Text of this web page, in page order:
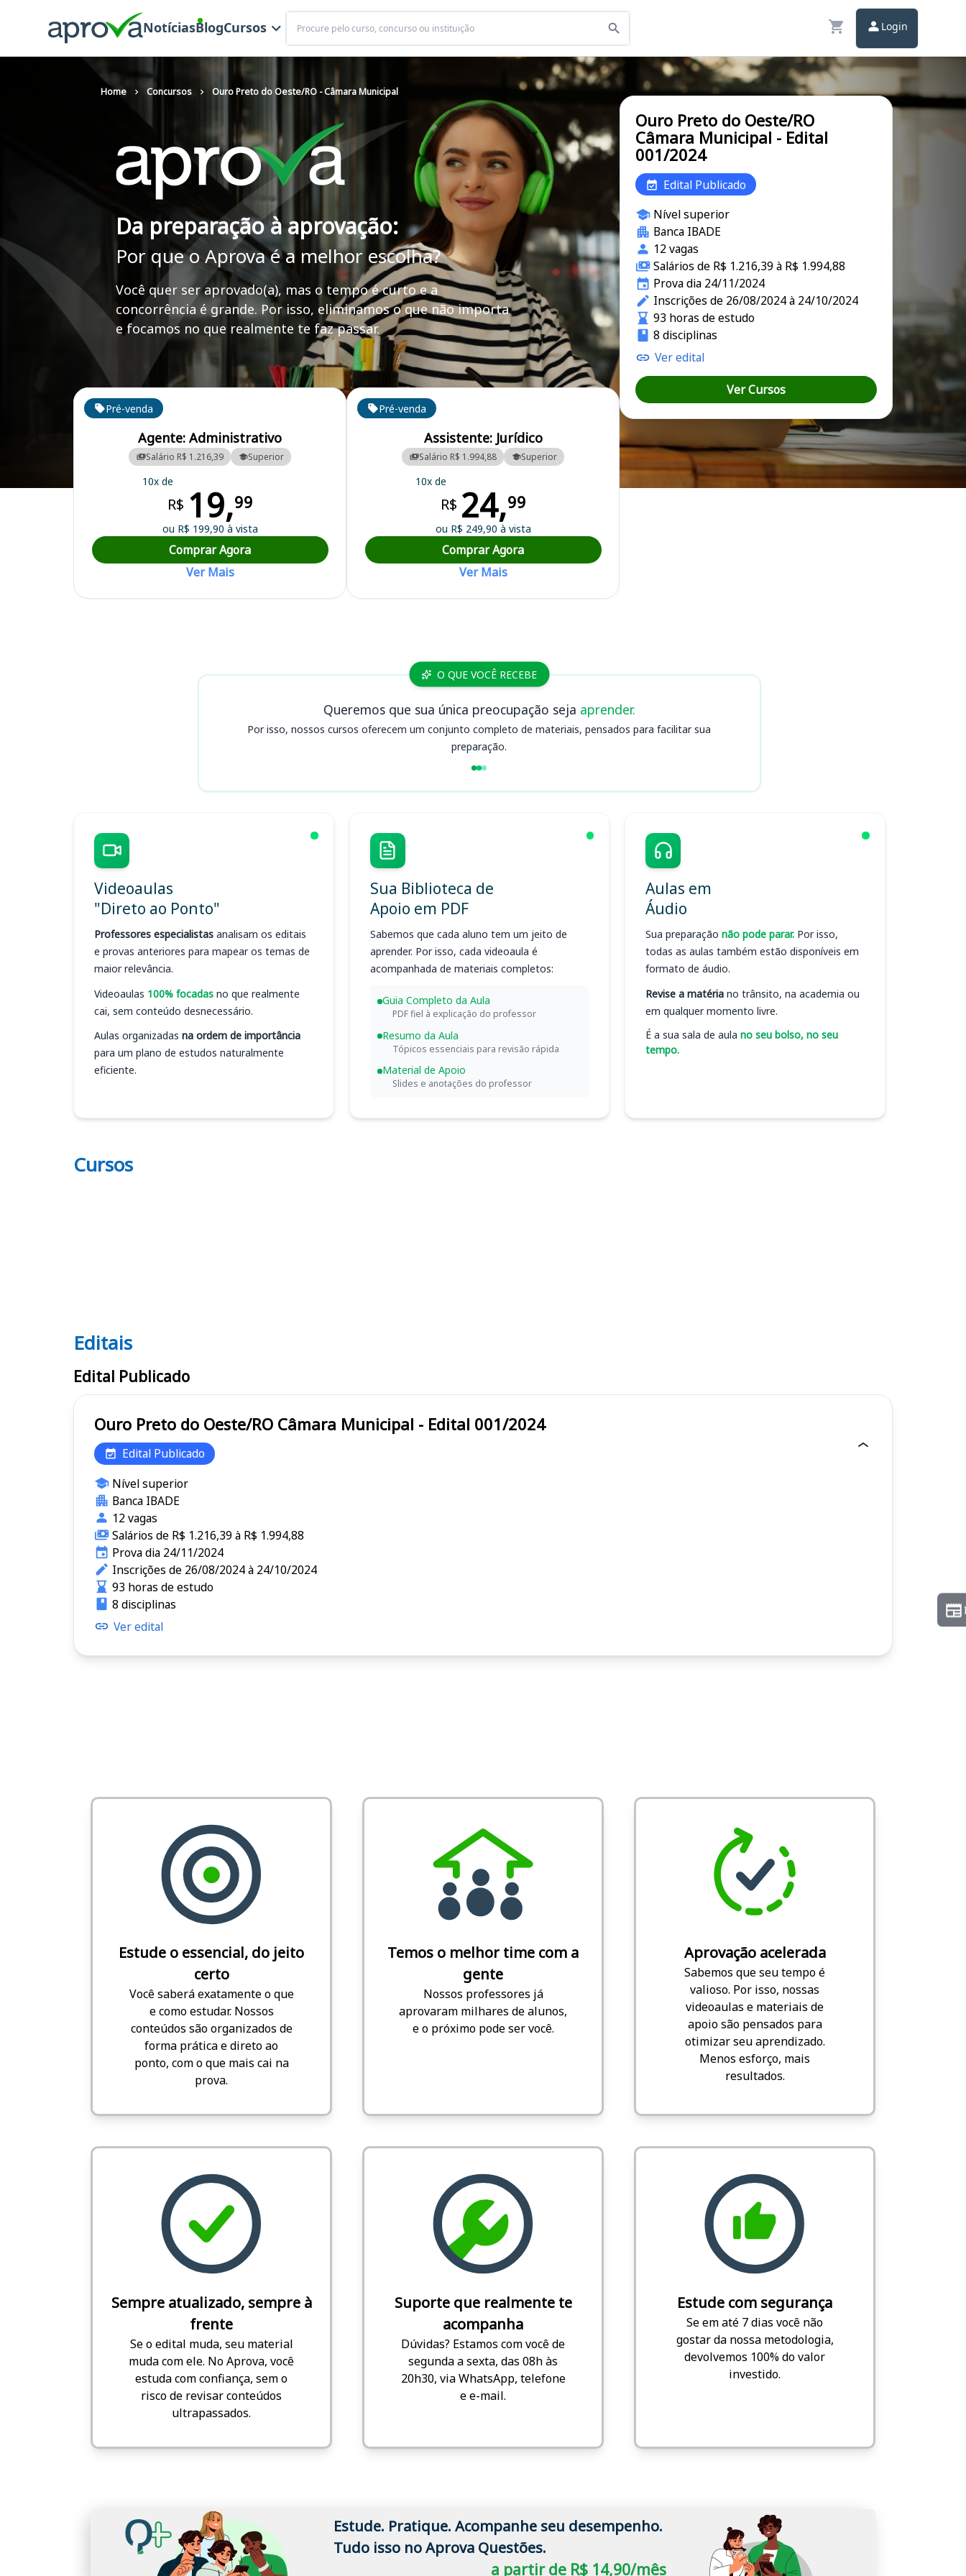
NotíciasBlogCursos
Buscar
Login
Home Concursos Ouro Preto do Oeste/RO - Câmara Municipal
Da preparação à aprovação:
Por que o Aprova é a melhor escolha?
Você quer ser aprovado(a), mas o tempo é curto e a
concorrência é grande. Por isso, eliminamos o que não importa
e focamos no que realmente te faz passar.
Curso Preparatório para o Concurso Ouro Preto do Oeste/RO - Câmara Municipal
Cursos em destaque para passar no concurso
Pré-venda
Agente: Administrativo
Salário R$ 1.216,39 Superior
10x de
R$ 19,99
ou R$ 199,90 à vista
Comprar Agora
Ver Mais
Pré-venda
Assistente: Jurídico
Salário R$ 1.994,88 Superior
10x de
R$ 24,99
ou R$ 249,90 à vista
Comprar Agora
Ver Mais
Ouro Preto do Oeste/RO
Câmara Municipal - Edital
001/2024
Edital Publicado
Nível superior
Banca IBADE
12 vagas
Salários de R$ 1.216,39 à R$ 1.994,88
Prova dia 24/11/2024
Inscrições de 26/08/2024 à 24/10/2024
93 horas de estudo
8 disciplinas
Ver edital
Ver Cursos
O QUE VOCÊ RECEBE
Queremos que sua única preocupação seja aprender.
Por isso, nossos cursos oferecem um conjunto completo de materiais, pensados para facilitar sua
preparação.
Videoaulas
"Direto ao Ponto"
Professores especialistas analisam os editais
e provas anteriores para mapear os temas de
maior relevância.
Videoaulas 100% focadas no que realmente
cai, sem conteúdo desnecessário.
Aulas organizadas na ordem de importância
para um plano de estudos naturalmente
eficiente.
Sua Biblioteca de
Apoio em PDF
Sabemos que cada aluno tem um jeito de
aprender. Por isso, cada videoaula é
acompanhada de materiais completos:
Guia Completo da Aula
PDF fiel à explicação do professor
Resumo da Aula
Tópicos essenciais para revisão rápida
Material de Apoio
Slides e anotações do professor
Aulas em
Áudio
Sua preparação não pode parar. Por isso,
todas as aulas também estão disponíveis em
formato de áudio.
Revise a matéria no trânsito, na academia ou
em qualquer momento livre.
É a sua sala de aula no seu bolso, no seu
tempo.
Cursos
Editais
Editais
Edital Publicado
Ouro Preto do Oeste/RO Câmara Municipal - Edital 001/2024
Edital Publicado
Nível superior
Banca IBADE
12 vagas
Salários de R$ 1.216,39 à R$ 1.994,88
Prova dia 24/11/2024
Inscrições de 26/08/2024 à 24/10/2024
93 horas de estudo
8 disciplinas
Ver edital
Estude o essencial, do jeito
certo
Você saberá exatamente o que
e como estudar. Nossos
conteúdos são organizados de
forma prática e direto ao
ponto, com o que mais cai na
prova.
Temos o melhor time com a
gente
Nossos professores já
aprovaram milhares de alunos,
e o próximo pode ser você.
Aprovação acelerada
Sabemos que seu tempo é
valioso. Por isso, nossas
videoaulas e materiais de
apoio são pensados para
otimizar seu aprendizado.
Menos esforço, mais
resultados.
Sempre atualizado, sempre à
frente
Se o edital muda, seu material
muda com ele. No Aprova, você
estuda com confiança, sem o
risco de revisar conteúdos
ultrapassados.
Suporte que realmente te
acompanha
Dúvidas? Estamos com você de
segunda a sexta, das 08h às
20h30, via WhatsApp, telefone
e e-mail.
Estude com segurança
Se em até 7 dias você não
gostar da nossa metodologia,
devolvemos 100% do valor
investido.
Estude. Pratique. Acompanhe seu desempenho.
Tudo isso no Aprova Questões.
a partir de R$ 14,90/mês